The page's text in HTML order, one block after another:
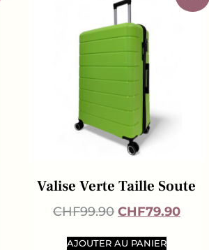
Valise Verte Taille Soute
CHF99.90 CHF79.90
AJOUTER AU PANIER